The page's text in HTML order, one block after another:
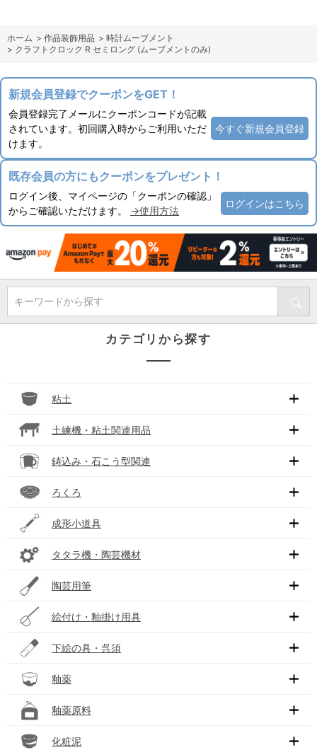
ホーム > 作品装飾用品 > 時計ムーブメント
> クラフトクロック R セミロング (ムーブメントのみ)
新規会員登録でクーポンをGET！
会員登録完了メールにクーポンコードが記載
されています。初回購入時からご利用いただ
けます。
今すぐ新規会員登録
既存会員の方にもクーポンをプレゼント！
ログイン後、マイページの「クーポンの確認」
からご確認いただけます。 →使用方法
ログインはこちら
キーワードから探す
カテゴリから探す
粘土
土練機・粘土関連用品
鋳込み・石こう型関連
ろくろ
成形小道具
タタラ機・陶芸機材
陶芸用筆
絵付け・釉掛け用具
下絵の具・呉須
釉薬
釉薬原料
化粧泥